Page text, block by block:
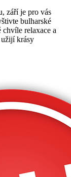
září je pro vás
bulharské
chvíle relaxace a
krásy